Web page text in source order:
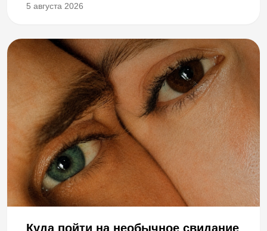
5 августа 2026
Куда пойти на необычное свидание